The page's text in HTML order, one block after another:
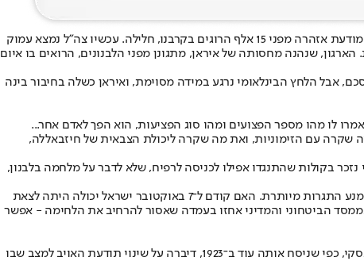
1. כך, בחוסר אחריות היסטורי, חלקים בתוכנו שכחו מה היה בלבנון עד לא מזמן, כיצד נרתענו ממלחמה נגד חיזבאללה. בשערי העיתונים פורסמה אז מודעת אזהרה מפני 15 אלף הרוגים בקרבנו, חלילה. עכשיו צה"ל נמצא עמוק
שנהנה מחסותה של איראן, מתגונן מפני הלבנונים, הרואים בו איום
אבל הלחץ הבינלאומי נרגע במידה מסוימת, ואיראן כשלה בחיבור בינה
היה אותו נסראללה. כשאמרו לו מהו מספר הפצועים ומהו סוג הפציעות, הוא הפך לאדם אחר...
שקרה עם הזימוניות, ואת מה שקרה ליכולת הצבאית של חיזבאללה,
בקולות שהתנגדו אפילו לכניסה לרפיח, שלא לדבר על מלחמה בלבנון,
מותר להודות בטעות. ההתנגדות להרחבת המלחמה קשורה לקונספציה הישנה, שהצדיקה מלחמה רק בתגובה להתקפה עלינו וראתה בכל התקפת מנע התגרות מיותרת. האם קודם ל־7 באוקטובר ישראל יכולה היתה לצאת
7 באוקטובר והאיום הקיומי על ישראל, עדיין רבים בממסד הביטחוני והמדיני אחזו בעמדה שאסור להרחיב את הלחימה - אפשר
3. שנות המלחמה שינו את תפיסת הביטחון: די בכוונות טרור מצד האויב כדי שנתקוף במטרה להשמיד את התעצמותו. תפיסת קיר הברזל של ז'בוטינסקי, כפי שניסח אותה עוד ב־1923, דיברה על שינוי תודעת האויב למצב שבו